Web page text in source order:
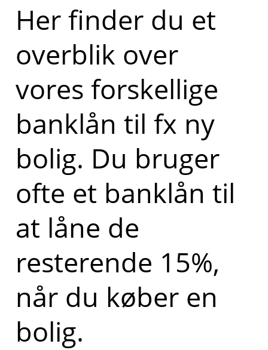
Her finder du et
overblik over
vores forskellige
banklån til fx ny
bolig. Du bruger
ofte et banklån til
at låne de
resterende 15%,
når du køber en
bolig.